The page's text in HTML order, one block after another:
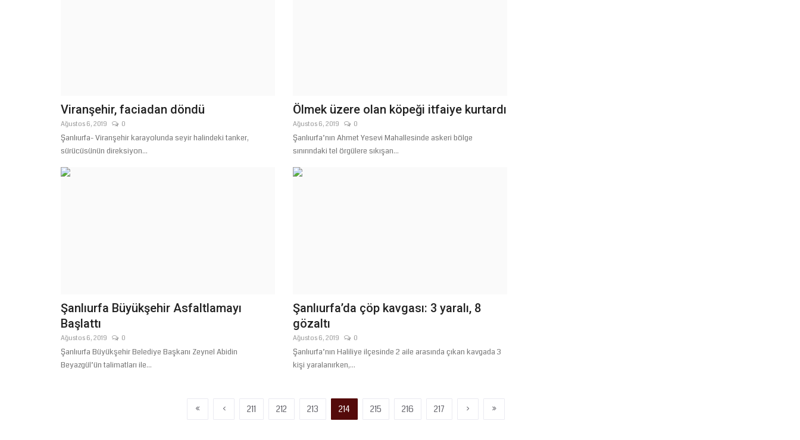
Viranşehir, faciadan döndü
Ağustos 6, 2019 0
Şanlıurfa- Viranşehir karayolunda seyir halindeki tanker,
sürücüsünün direksiyon...
Ölmek üzere olan köpeği itfaiye kurtardı
Ağustos 6, 2019 0
Şanlıurfa’nın Ahmet Yesevi Mahallesinde askeri bölge
sınırındaki tel örgülere sıkışan...
Şanlıurfa Büyükşehir Asfaltlamayı
Başlattı
Ağustos 6, 2019 0
Şanlıurfa Büyükşehir Belediye Başkanı Zeynel Abidin
Beyazgül’ün talimatları ile...
Şanlıurfa’da çöp kavgası: 3 yaralı, 8
gözaltı
Ağustos 6, 2019 0
Şanlıurfa’nın Haliliye ilçesinde 2 aile arasında çıkan kavgada 3
kişi yaralanırken,...
« ‹ 211 212 213 214 215 216 217 › »